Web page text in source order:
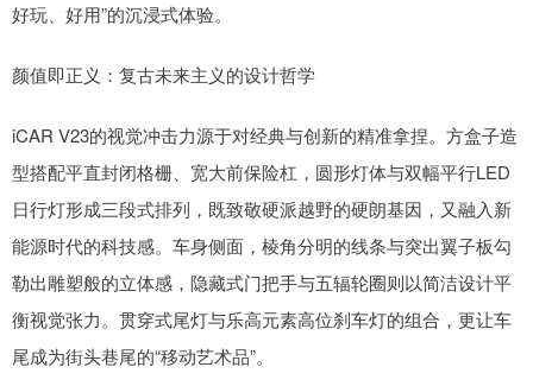
好玩、好用”的沉浸式体验。
颜值即正义：复古未来主义的设计哲学
iCAR V23的视觉冲击力源于对经典与创新的精准拿捏。方盒子造
型搭配平直封闭格栅、宽大前保险杠，圆形灯体与双幅平行LED
日行灯形成三段式排列，既致敬硬派越野的硬朗基因，又融入新
能源时代的科技感。车身侧面，棱角分明的线条与突出翼子板勾
勒出雕塑般的立体感，隐藏式门把手与五辐轮圈则以简洁设计平
衡视觉张力。贯穿式尾灯与乐高元素高位刹车灯的组合，更让车
尾成为街头巷尾的“移动艺术品”。